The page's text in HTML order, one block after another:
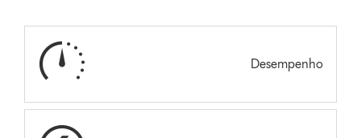
Desempenho